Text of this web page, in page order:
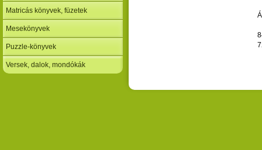
Matricás könyvek, füzetek
Mesekönyvek
Puzzle-könyvek
Versek, dalok, mondókák